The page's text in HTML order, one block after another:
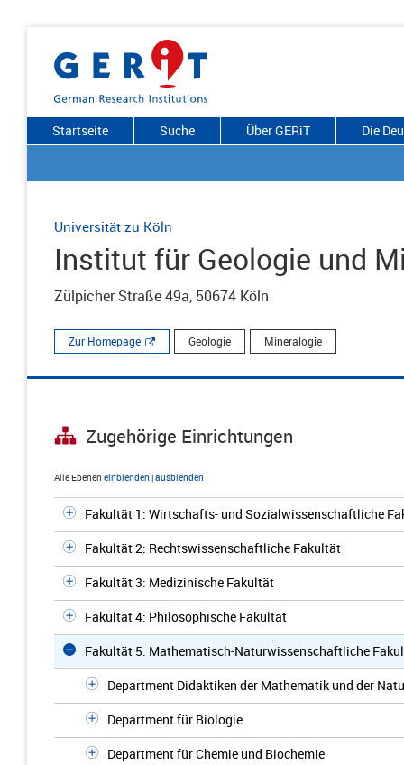
Startseite Suche Über GERiT Die
Universität zu Köln
Institut für Geologie und
Zülpicher Straße 49a, 50674 Köln
Zur Homepage Geologie Mineralogie
Zugehörige Einrichtungen
Alle Ebenen einblenden |ausblenden
Fakultät 1: Wirtschafts- und Sozialwissenschaftliche
Fakultät 2: Rechtswissenschaftliche Fakultät
Fakultät 3: Medizinische Fakultät
Fakultät 4: Philosophische Fakultät
Fakultät 5: Mathematisch-Naturwissenschaftliche
Department Didaktiken der Mathematik und der
Department für Biologie
Department für Chemie und Biochemie